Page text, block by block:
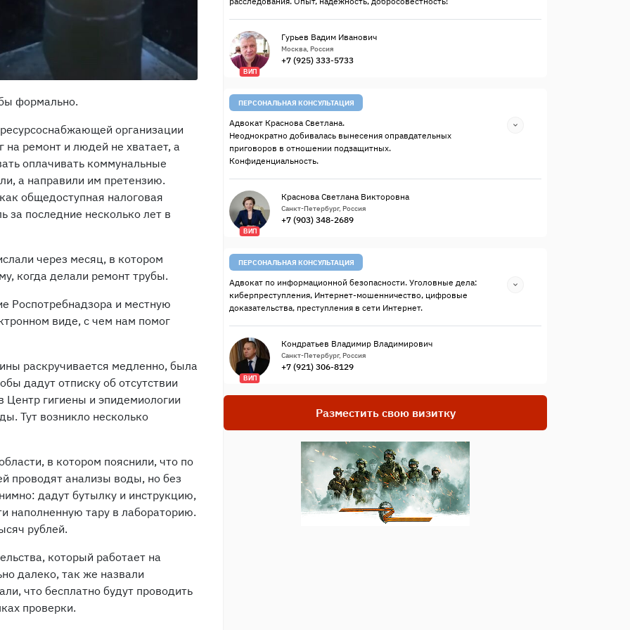
формально.
организации
на ремонт и людей не хватает, а
оплачивать коммунальные
а направили им претензию.
общедоступная налоговая
за последние несколько лет в
через месяц, в котором
когда делали ремонт трубы.
Роспотребнадзора и местную
виде, с чем нам помог
раскручивается медленно, была
дадут отписку об отсутствии
Центр гигиены и эпидемиологии
Тут возникло несколько
в котором пояснили, что по
проводят анализы воды, но без
дадут бутылку и инструкцию,
наполненную тару в лабораторию.
рублей.
который работает на
далеко, так же назвали
что бесплатно будут проводить
проверки.
ВИП
Гурьев Вадим Иванович
Москва, Россия
+7 (925) 333-5733
ПЕРСОНАЛЬНАЯ КОНСУЛЬТАЦИЯ
Адвокат Краснова Светлана.
Неоднократно добивалась вынесения оправдательных
приговоров в отношении подзащитных.
Конфиденциальность.
ВИП
Краснова Светлана Викторовна
Санкт-Петербург, Россия
+7 (903) 348-2689
ПЕРСОНАЛЬНАЯ КОНСУЛЬТАЦИЯ
Адвокат по информационной безопасности. Уголовные дела:
киберпреступления, Интернет-мошенничество, цифровые
доказательства, преступления в сети Интернет.
ВИП
Кондратьев Владимир Владимирович
Санкт-Петербург, Россия
+7 (921) 306-8129
Разместить свою визитку